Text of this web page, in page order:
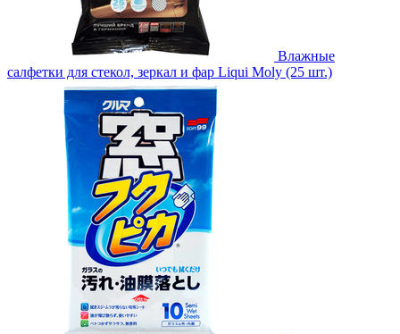
Влажные
салфетки для стекол, зеркал и фар Liqui Moly (25 шт.)